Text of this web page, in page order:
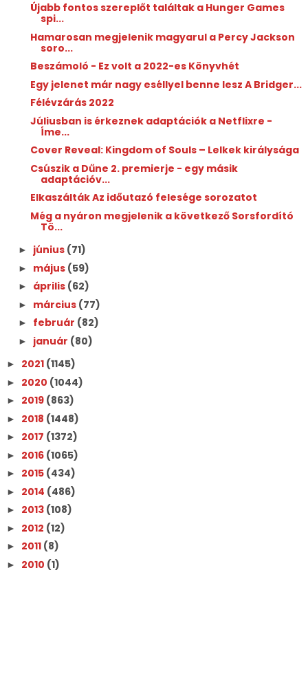
Újabb fontos szereplőt találtak a Hunger Games
spi...
Hamarosan megjelenik magyarul a Percy Jackson
soro...
Beszámoló - Ez volt a 2022-es Könyvhét
Egy jelenet már nagy eséllyel benne lesz A Bridger...
Félévzárás 2022
Júliusban is érkeznek adaptációk a Netflixre -
Íme...
Cover Reveal: Kingdom of Souls – Lelkek királysága
Csúszik a Dűne 2. premierje - egy másik
adaptációv...
Elkaszálták Az időutazó felesége sorozatot
Még a nyáron megjelenik a következő Sorsfordító
Tö...
► június (71)
► május (59)
► április (62)
► március (77)
► február (82)
► január (80)
► 2021 (1145)
► 2020 (1044)
► 2019 (863)
► 2018 (1448)
► 2017 (1372)
► 2016 (1065)
► 2015 (434)
► 2014 (486)
► 2013 (108)
► 2012 (12)
► 2011 (8)
► 2010 (1)